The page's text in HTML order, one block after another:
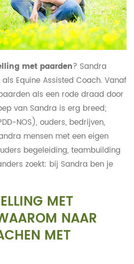
met paarden? Sandra
Equine Assisted Coach. Vanaf
als een rode draad door
van Sandra is erg breed;
NOS), ouders, bedrijven,
mensen met een eigen
begeleiding, teambuilding
zoekt: bij Sandra ben je
MET
NAAR
MET